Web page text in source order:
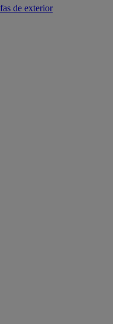
de exterior